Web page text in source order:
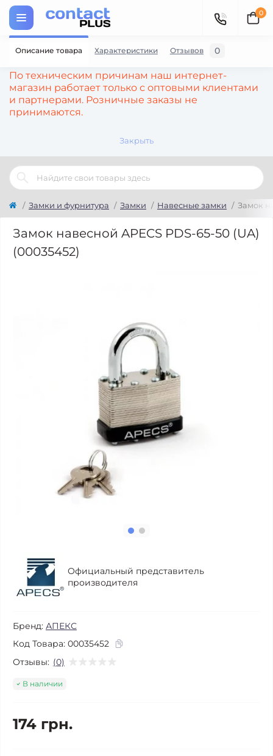
По техническим причинам наш интернет-
магазин работает только с оптовыми клиентами
и партнерами. Розничные заказы не
принимаются.
Закрыть
0
Замки и фурнитура Замки Навесные замки Замок
Замок навесной APECS PDS-65-50 (UA)
(00035452)
Официальный представитель
производителя
Бренд: АПЕКС
Код Товара: 00035452
Отзывы: (0)
В наличии
174 грн.
Описание товара Характеристики Отзывов 0